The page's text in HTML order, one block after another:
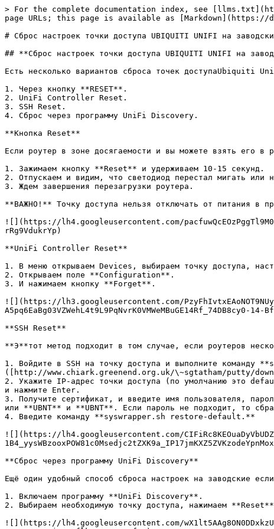
> For the complete documentation index, see
page URLs; this page is available as
# Сброс настроек точки доступа UBIQUITI UNIFI на
## **Сброс настроек точки доступа UBIQUITI UNIFI на
Есть несколько вариантов сброса точек доступаUbiquiti
1. Через кнопку **RESET**.
2. UniFi Controller Reset.
3. SSH Reset.
4. Сброс через программу UniFi Discovery.
**Кнопка Reset**
Если роутер в зоне досягаемости и вы можете взять его в
1. Зажимаем кнопку **Reset** и удерживаем 10-15 секунд.
2. Отпускаем и видим, что светодиод перестал мигать или
3. Ждем завершения перезагрузки роутера.
**ВАЖНО!** Точку доступа нельзя отключать от питания в
![](https://lh4.googleusercontent.com/
rRg9VdukrYp)
**UniFi Controller Reset**
1. В меню открываем Devices, выбираем точку доступа,
2. Открываем поле **Configuration**.
3. И нажимаем кнопку **Forget**.
![](https://lh3.googleusercontent.com/
A5pq6EaBg03VZWehL4t9L9PqNvrK0VMWeMBuGE14Rf_74DB8cy0-14-
**SSH Reset**
**Э**тот метод подходит в том случае, если роутеров
1. Войдите в SSH на точку доступа и выполните команду
([http://www.chiark.greenend.org.uk/\~sgtatham/putty/
2. Укажите IP-адрес точки доступа (по умолчанию это
и нажмите Enter.
3. Получите сертификат, и введите имя пользователя,
или **UBNT** и **UBNT**. Если пароль не подходит, то
4. Введите команду **syswrapper.sh restore-default.**
![](https://lh4.googleusercontent.com/
**Сброс через программу UniFi Discovery**
Ещё один удобный способ сброса настроек на заводские
1. Включаем программу **UniFi Discovery**.
2. Выбираем необходимую точку доступа, нажимаем
![](https://lh4.googleusercontent.com/wX1lt5AAg8ON0DDxkzU-